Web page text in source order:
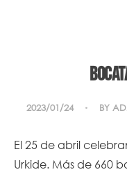
2023/01/24 BY
El 25 de abril
Urkide. Más de 660